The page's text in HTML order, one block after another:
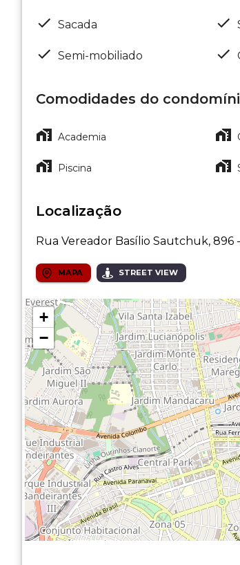
Sacada
Semi-mobiliado
Comodidades do
Academia
Piscina
Localização
Rua Vereador Basílio Sautchuk, 896
MAPA STREET VIEW
+
−